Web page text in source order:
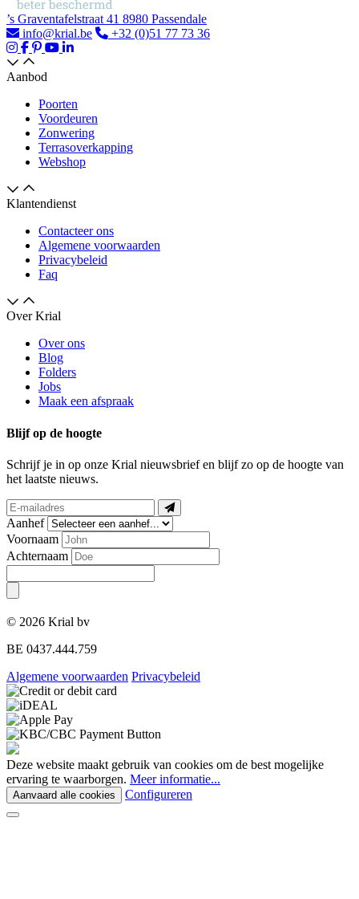
’s Graventafelstraat 41 8980 Passendale
info@krial.be
+32 (0)51 77 73 36
Aanbod
Poorten
Voordeuren
Zonwering
Terrasoverkapping
Webshop
Klantendienst
Contacteer ons
Algemene voorwaarden
Privacybeleid
Faq
Over Krial
Over ons
Blog
Folders
Jobs
Maak een afspraak
Blijf op de hoogte
Schrijf je in op onze Krial nieuwsbrief en blijf zo op de hoogte van
het laatste nieuws.
Aanhef
Voornaam
Achternaam
© 2026 Krial bv
BE 0437.444.759
Algemene voorwaarden Privacybeleid
Deze website maakt gebruik van cookies om de best mogelijke
ervaring te waarborgen. Meer informatie...
Aanvaard alle cookies Configureren